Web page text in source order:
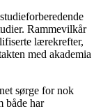
Rammevilkår
lærekrefter,
med akademia
sørge for nok
både har